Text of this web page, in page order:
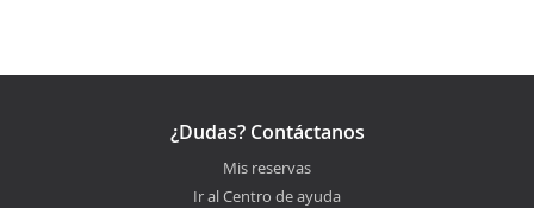
¿Dudas? Contáctanos
Mis reservas
Ir al Centro de ayuda